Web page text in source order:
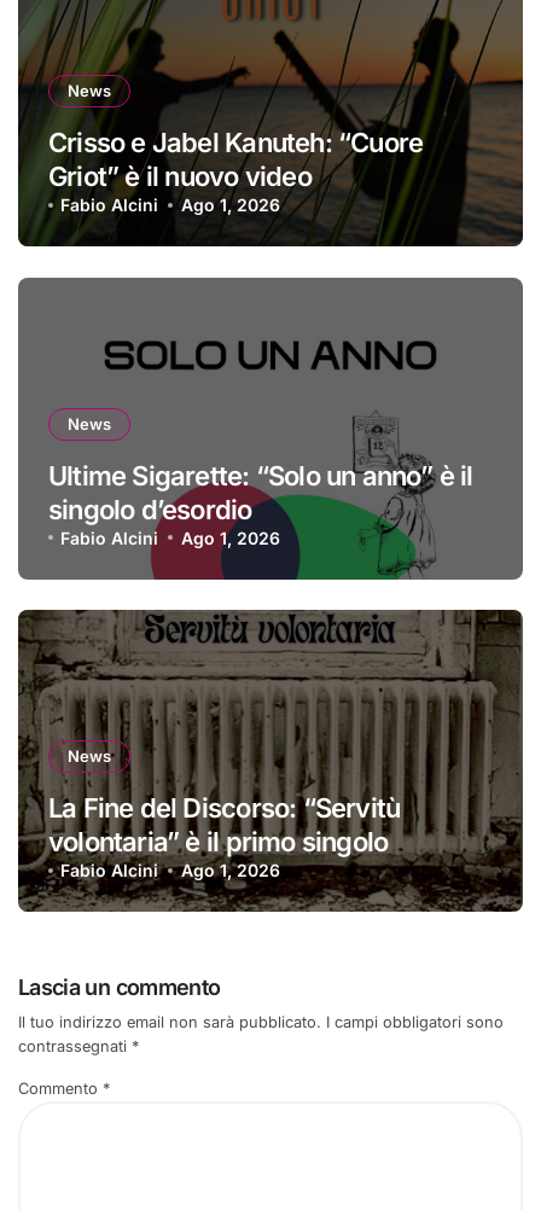
News
Crisso e Jabel Kanuteh: “Cuore
Griot” è il nuovo video
Fabio Alcini Ago 1, 2026
News
Ultime Sigarette: “Solo un anno” è il
singolo d’esordio
Fabio Alcini Ago 1, 2026
News
La Fine del Discorso: “Servitù
volontaria” è il primo singolo
Fabio Alcini Ago 1, 2026
Lascia un commento
Il tuo indirizzo email non sarà pubblicato. I campi obbligatori sono
contrassegnati *
Commento *